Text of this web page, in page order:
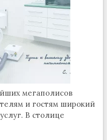
мегаполисов
и гостям широкий
В столице